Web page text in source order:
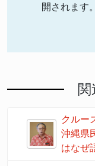
開されます
クルー
沖縄県
はなぜ